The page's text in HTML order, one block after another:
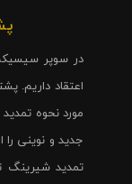
در سوپر
اعتقاد داریم.
مورد نحوه
جدید و نوینی
تمدید